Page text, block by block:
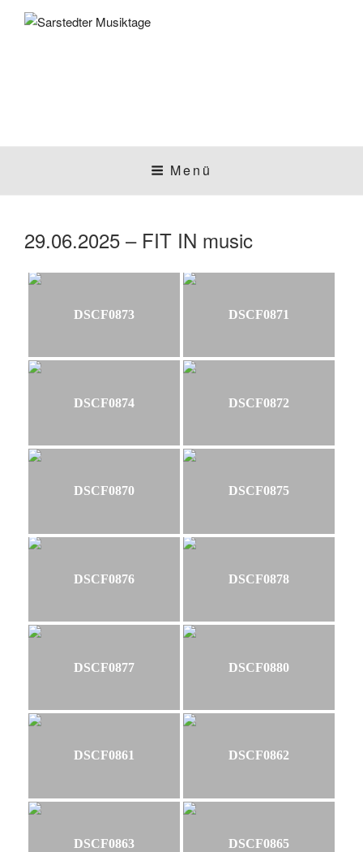
Inhalt
SARSTEDTER
MUSIKTAGE
Menü
29.06.2025 – FIT IN music
DSCF0873 DSCF0871
DSCF0874 DSCF0872
DSCF0870 DSCF0875
DSCF0876 DSCF0878
DSCF0877 DSCF0880
DSCF0861 DSCF0862
DSCF0863 DSCF0865